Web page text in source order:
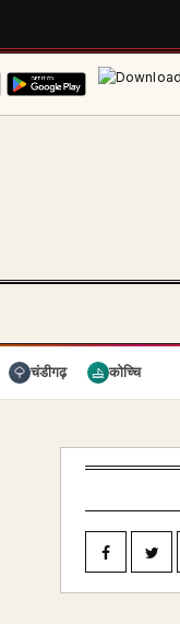
चंडीगढ़ कोच्चि